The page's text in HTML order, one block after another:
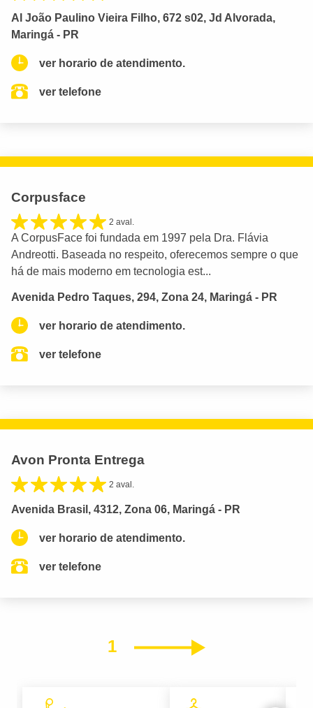
Al João Paulino Vieira Filho, 672 s02, Jd Alvorada,
Maringá - PR
ver horario de atendimento.
ver telefone
Corpusface
2 aval.
A CorpusFace foi fundada em 1997 pela Dra. Flávia
Andreotti. Baseada no respeito, oferecemos sempre o que
há de mais moderno em tecnologia est...
Avenida Pedro Taques, 294, Zona 24, Maringá - PR
ver horario de atendimento.
ver telefone
Avon Pronta Entrega
2 aval.
Avenida Brasil, 4312, Zona 06, Maringá - PR
ver horario de atendimento.
ver telefone
1 Próximo